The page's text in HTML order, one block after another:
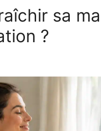
sa
?